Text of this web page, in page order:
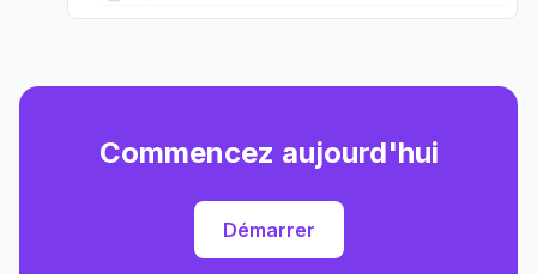
Commencez aujourd'hui
Démarrer